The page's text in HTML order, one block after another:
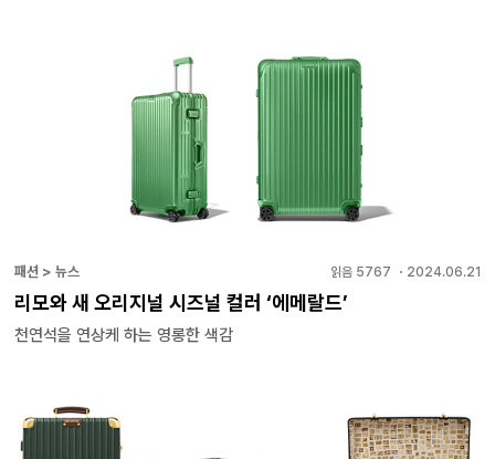
패션 > 뉴스 읽음 5767 ・ 2024.06.21
리모와 새 오리지널 시즈널 컬러 ‘에메랄드’
천연석을 연상케 하는 영롱한 색감